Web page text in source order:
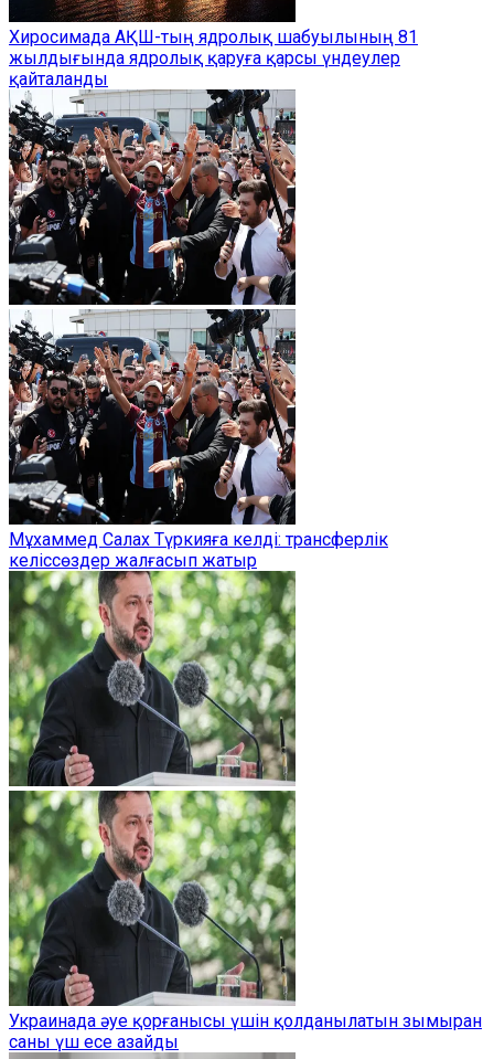
Хиросимада АҚШ-тың ядролық шабуылының 81
жылдығында ядролық қаруға қарсы үндеулер
қайталанды
Мұхаммед Салах Түркияға келді: трансферлік
келіссөздер жалғасып жатыр
Украинада әуе қорғанысы үшін қолданылатын зымыран
саны үш есе азайды